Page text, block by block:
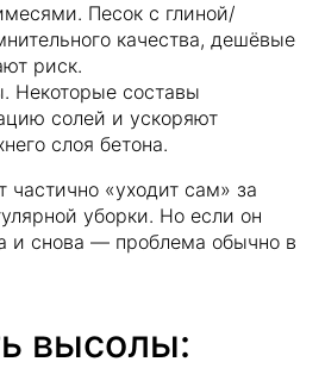
Песок с глиной/
качества, дешёвые
риск.
Некоторые составы
солей и ускоряют
слоя бетона.
частично «уходит сам» за
уборки. Но если он
и снова — проблема обычно в
высолы: